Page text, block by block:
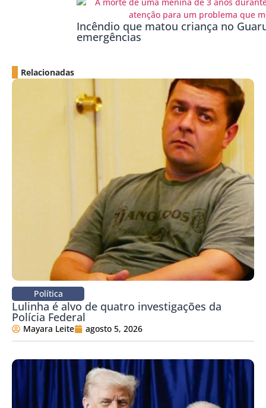
Incêndio que matou criança no
emergências
Relacionadas
Política
Lulinha é alvo de quatro investigações da
Polícia Federal
Mayara Leite agosto 5, 2026